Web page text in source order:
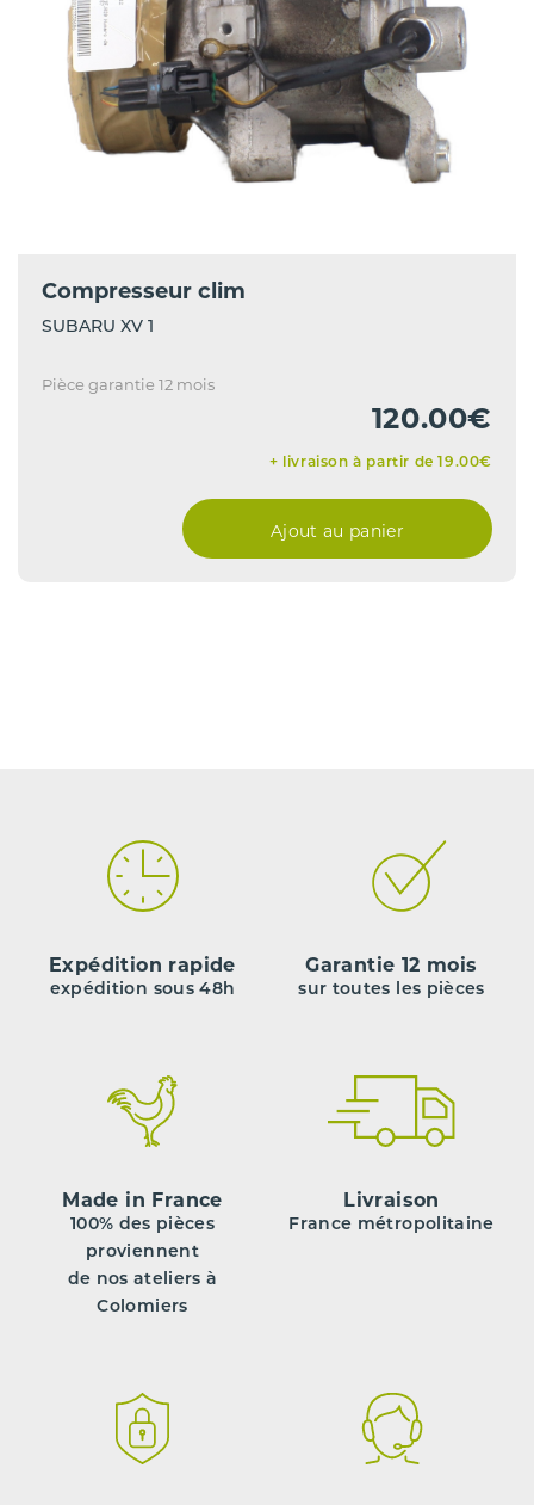
Compresseur clim
SUBARU XV 1
Pièce garantie 12 mois
120.00€
+ livraison à partir de 19.00€
Ajout au panier
Expédition rapide
expédition sous 48h
Garantie 12 mois
sur toutes les pièces
Made in France
100% des pièces
proviennent
de nos ateliers à
Colomiers
Livraison
France métropolitaine